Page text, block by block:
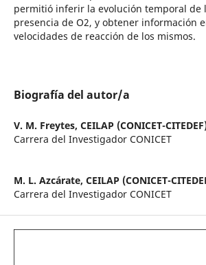
permitió inferir la evolución temporal de
presencia de O2, y obtener información
velocidades de reacción de los mismos.
Biografía del autor/a
V. M. Freytes, CEILAP (CONICET-
Carrera del Investigador CONICET
M. L. Azcárate, CEILAP (CONICET-
Carrera del Investigador CONICET